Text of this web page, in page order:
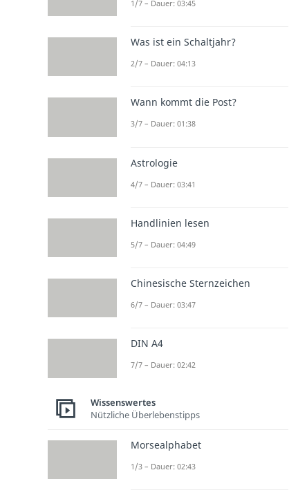
1/7 – Dauer: 03:45
Was ist ein Schaltjahr?
2/7 – Dauer: 04:13
Wann kommt die Post?
3/7 – Dauer: 01:38
Astrologie
4/7 – Dauer: 03:41
Handlinien lesen
5/7 – Dauer: 04:49
Chinesische Sternzeichen
6/7 – Dauer: 03:47
DIN A4
7/7 – Dauer: 02:42
Wissenswertes
Nützliche Überlebenstipps
Morsealphabet
1/3 – Dauer: 02:43